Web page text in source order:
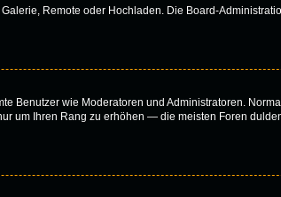
Remote oder Hochladen. Die Board-
Benutzer wie Moderatoren und Administratoren.
um Ihren Rang zu erhöhen — die meisten Foren